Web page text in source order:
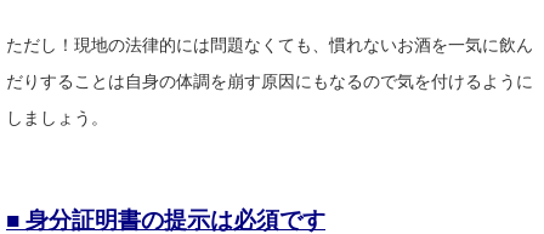
ただし！現地の法律的には問題なくても、慣れないお酒を一気に飲ん
だりすることは自身の体調を崩す原因にもなるので気を付けるように
しましょう。
■ 身分証明書の提示は必須です